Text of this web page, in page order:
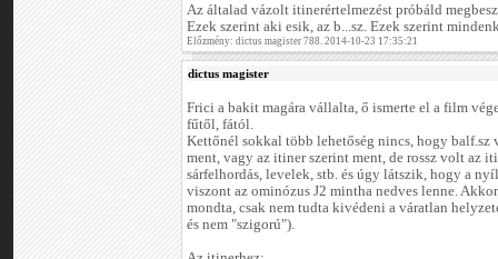
Az általad vázolt itinerértelmezést próbáld
Ezek szerint aki esik, az b...sz. Ezek szerint
Előzmény: dictus magister 788. 2014-10-23 17:35:21
dictus magister
Frici a bakit magára vállalta, ő ismerte el a film
fűtől, fától.
Kettőnél sokkal több lehetőség nincs, hogy balf.sz
ment, vagy az itiner szerint ment, de rossz volt az
sárfelhordás, levelek, stb. és úgy látszik, hogy a
viszont az ominózus J2 mintha nedves lenne.
mondta, csak nem tudta kivédeni a váratlan
és nem "szigorú").